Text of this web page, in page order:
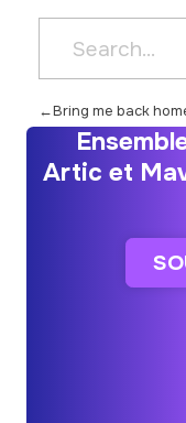
Bring me back
Artic et